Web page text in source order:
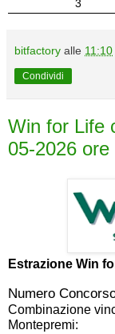
3
bitfactory alle 11:10
Condividi
Win for Life
05-2026 ore
Estrazione Win
Numero
Combinazione
Montepremi: